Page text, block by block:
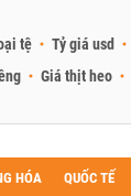
tệ Tỷ giá usd
Giá thịt heo
HÓA QUỐC TẾ